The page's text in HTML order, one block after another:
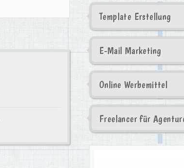
Template Erstellung
E-Mail Marketing
Online Werbemittel
Freelancer für